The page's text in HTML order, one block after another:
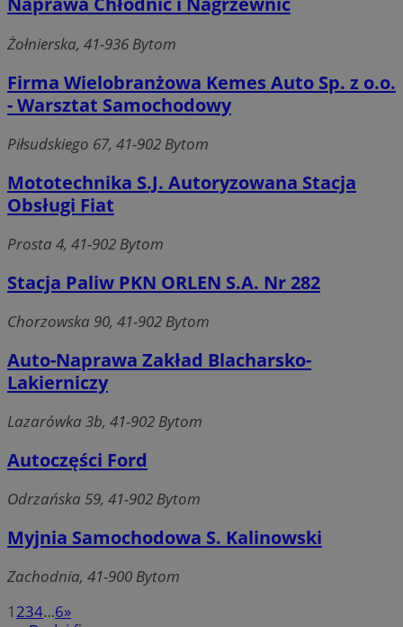
Żołnierska, 41-936 Bytom
Firma Wielobranżowa Kemes Auto Sp. z o.o.
- Warsztat Samochodowy
Piłsudskiego 67, 41-902 Bytom
Mototechnika S.J. Autoryzowana Stacja
Obsługi Fiat
Prosta 4, 41-902 Bytom
Stacja Paliw PKN ORLEN S.A. Nr 282
Chorzowska 90, 41-902 Bytom
Auto-Naprawa Zakład Blacharsko-
Lakierniczy
Lazarówka 3b, 41-902 Bytom
Autoczęści Ford
Odrzańska 59, 41-902 Bytom
Myjnia Samochodowa S. Kalinowski
Zachodnia, 41-900 Bytom
1 234…6»
Wydajność
Funkcjonalność
Niezbędne pliki cookie umożliwiają korzystanie z
podstawowych funkcji strony internetowej, takich jak
logowanie użytkownika i zarządzanie kontem. Bez niezbędnych
internetowej.
Domena
przechowywania
SessID
MvSessID
VISITOR_PRIVACY_METADATA